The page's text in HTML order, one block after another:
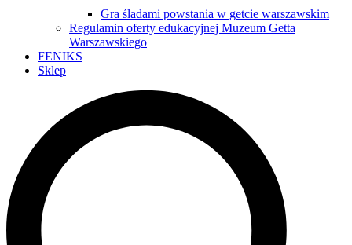
Gra śladami powstania w getcie warszawskim
Regulamin oferty edukacyjnej Muzeum Getta
Warszawskiego
FENIKS
Sklep